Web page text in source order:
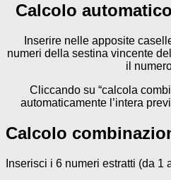
Calcolo
Inserire nelle apposite
numeri della sestina vincente
il
Cliccando su “calcola
automaticamente l’intera
Calcolo
Inserisci i 6 numeri estratti (da 1